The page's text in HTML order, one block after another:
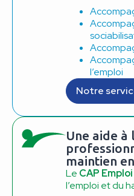
l’emploi
Notre
Une aide à
maintien
Le CAP Emploi
l’emploi et du